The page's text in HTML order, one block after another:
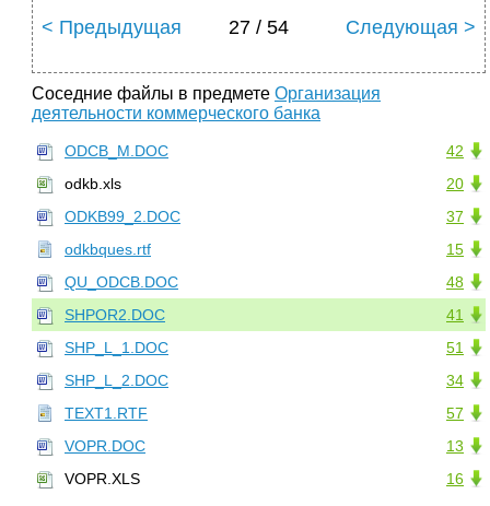
< Предыдущая 27 / 54 Следующая >
Соседние файлы в предмете Организация
деятельности коммерческого банка
42
ODCB_M.DOC
20
odkb.xls
37
ODKB99_2.DOC
15
odkbques.rtf
48
QU_ODCB.DOC
41
SHPOR2.DOC
51
SHP_L_1.DOC
34
SHP_L_2.DOC
57
TEXT1.RTF
13
VOPR.DOC
16
VOPR.XLS